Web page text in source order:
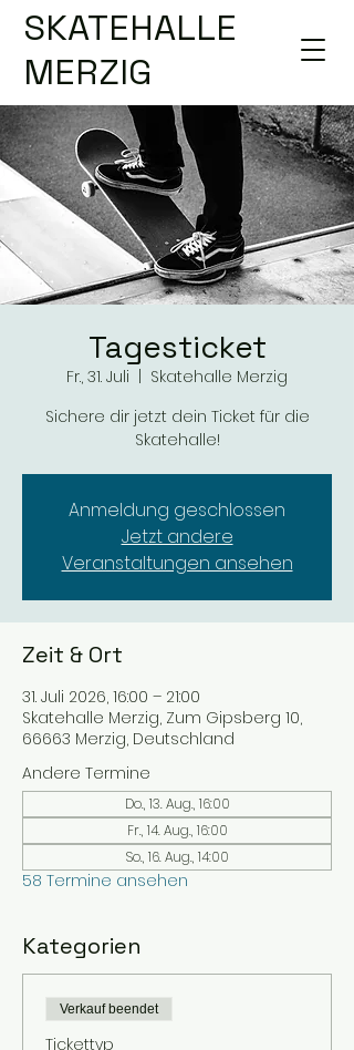
SKATEHALLE
MERZIG
Tagesticket
Fr., 31. Juli
Skatehalle Merzig
Sichere dir jetzt dein Ticket für die
Skatehalle!
Anmeldung geschlossen
Jetzt andere
Veranstaltungen ansehen
Zeit & Ort
31. Juli 2026, 16:00 – 21:00
Skatehalle Merzig, Zum Gipsberg 10,
66663 Merzig, Deutschland
Andere Termine
Do., 13. Aug., 16:00
Fr., 14. Aug., 16:00
So., 16. Aug., 14:00
58 Termine ansehen
Kategorien
Verkauf beendet
Tickettyp